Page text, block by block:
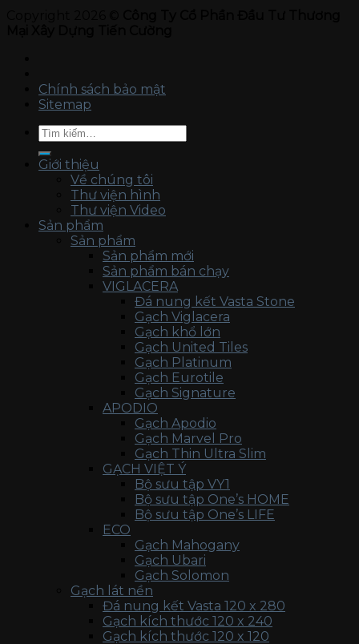
Chính sách bảo mật
Sitemap
Tìm
Giới thiệu
Về chúng tôi
Thư viện hình
Thư viện Video
Sản phẩm
Sản phẩm
Sản phẩm mới
Sản phẩm bán chạy
VIGLACERA
Đá nung kết Vasta Stone
Gạch Viglacera
Gạch khổ lớn
Gạch United Tiles
Gạch Platinum
Gạch Eurotile
Gạch Signature
APODIO
Gạch Apodio
Gạch Marvel Pro
Gạch Thin Ultra Slim
GẠCH VIỆT Ý
Bộ sưu tập VY1
Bộ sưu tập One’s HOME
Bộ sưu tập One’s LIFE
ECO
Gạch Mahogany
Gạch Ubari
Gạch Solomon
Gạch lát nền
Đá nung kết Vasta 120 x 280
Gạch kích thước 120 x 240
Gạch kích thước 120 x 120